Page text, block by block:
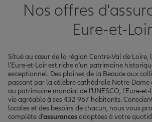
Nos offres
Eure-et-Loir
Situé au cœur de la région Centre-Val de Loire,
l'Eure-et-Loir est riche d'un patrimoine
exceptionnel. Des plaines de la Beauce aux
passant par la célèbre cathédrale Notre-Dame
au patrimoine mondial de l'UNESCO, l'Eure-
vie agréable à ses 432 967 habitants.
locales et des besoins de chacun, nous vous
complète d'assurancesadaptées à votre